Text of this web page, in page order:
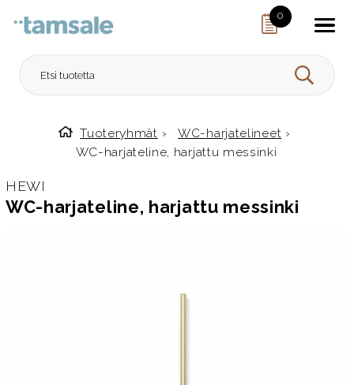
0
HAE
Etusivulle
Tuoteryhmät › WC-harjatelineet ›
WC-harjateline, harjattu messinki
HEWI
WC-harjateline, harjattu messinki